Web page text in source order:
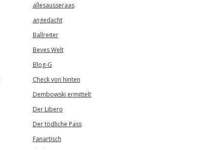
allesausseraas
angedacht
Ballreiter
Beves Welt
Blog-G
Check von hinten
Dembowski ermittelt
Der Libero
Der tödliche Pass
Fanartisch